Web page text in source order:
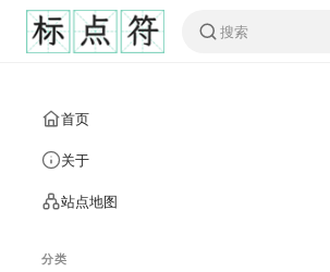
首页
关于
站点地图
分类